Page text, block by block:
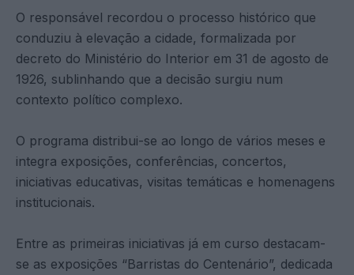
O responsável recordou o processo histórico que
conduziu à elevação a cidade, formalizada por
decreto do Ministério do Interior em 31 de agosto de
1926, sublinhando que a decisão surgiu num
contexto político complexo.
O programa distribui-se ao longo de vários meses e
integra exposições, conferências, concertos,
iniciativas educativas, visitas temáticas e homenagens
institucionais.
Entre as primeiras iniciativas já em curso destacam-
se as exposições “Barristas do Centenário”, dedicada